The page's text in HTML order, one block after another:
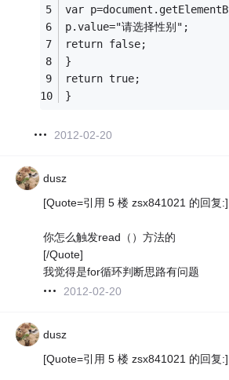
var
p.value="请选择性别";
return false;
}
return true;
}
2012-02-20
dusz
[Quote=引用 5 楼 zsx841021 的回复:]
你怎么触发read（）方法的
[/Quote]
我觉得是for循环判断思路有问题
2012-02-20
dusz
[Quote=引用 5 楼 zsx841021 的回复:]